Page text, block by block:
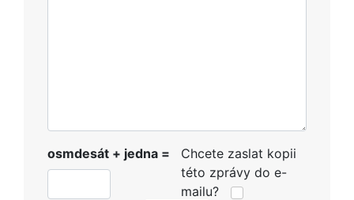
osmdesát + jedna =
Chcete zaslat kopii
této zprávy do e-
mailu?